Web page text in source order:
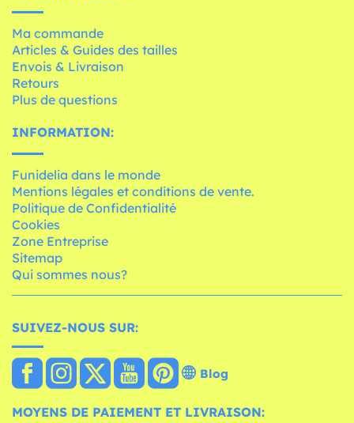
Ma commande
Articles & Guides des tailles
Envois & Livraison
Retours
Plus de questions
INFORMATION:
Funidelia dans le monde
Mentions légales et conditions de vente.
Politique de Confidentialité
Cookies
Zone Entreprise
Sitemap
Qui sommes nous?
SUIVEZ-NOUS SUR:
Blog
MOYENS DE PAIEMENT ET LIVRAISON: